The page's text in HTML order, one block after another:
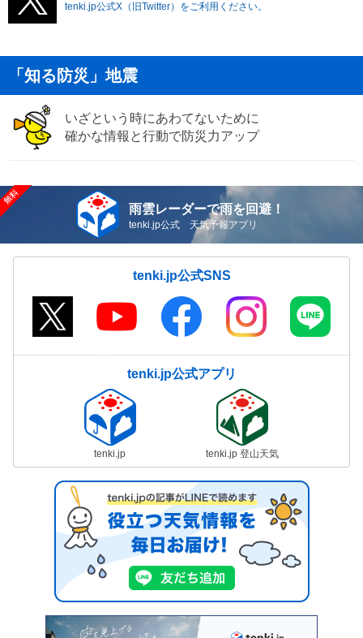
tenki.jp公式X（旧Twitter）をご利用ください。
「知る防災」地震
いざという時にあわてないために
確かな情報と行動で防災力アップ
雨雲レーダーで雨を回避！
tenki.jp公式 天気予報アプリ
tenki.jp公式SNS
tenki.jp公式アプリ
tenki.jp tenki.jp 登山天気